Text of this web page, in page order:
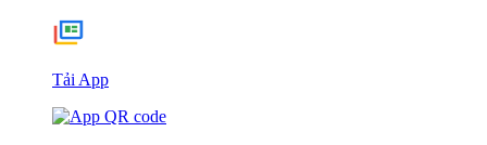
Tải App